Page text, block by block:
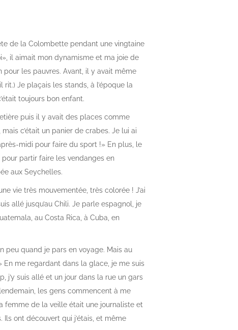
de la Colombette pendant une vingtaine
il aimait mon dynamisme et ma joie de
pour les pauvres. Avant, il y avait même
rit.) Je plaçais les stands, à l’époque la
toujours bon enfant.
puis il y avait des places comme
c’était un panier de crabes. Je lui ai
midi pour faire du sport !» En plus, le
pour partir faire les vendanges en
aux Seychelles.
vie très mouvementée, très colorée ! J’ai
allé jusqu’au Chili. Je parle espagnol, je
au Costa Rica, à Cuba, en
peu quand je pars en voyage. Mais au
En me regardant dans la glace, je me suis
j’y suis allé et un jour dans la rue un gars
les gens commencent à me
femme de la veille était une journaliste et
Ils ont découvert qui j’étais, et même